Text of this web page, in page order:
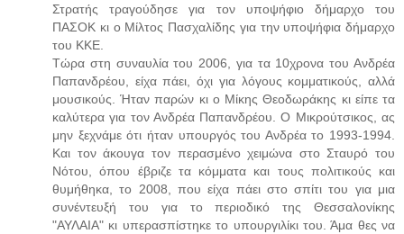
Στρατής τραγούδησε για τον υποψήφιο δήμαρχο του
ΠΑΣΟΚ κι ο Μίλτος Πασχαλίδης για την υποψήφια δήμαρχο
του ΚΚΕ.
Τώρα στη συναυλία του 2006, για τα 10χρονα του Ανδρέα
Παπανδρέου, είχα πάει, όχι για λόγους κομματικούς, αλλά
μουσικούς. Ήταν παρών κι ο Μίκης Θεοδωράκης κι είπε τα
καλύτερα για τον Ανδρέα Παπανδρέου. Ο Μικρούτσικος, ας
μην ξεχνάμε ότι ήταν υπουργός του Ανδρέα το 1993-1994.
Και τον άκουγα τον περασμένο χειμώνα στο Σταυρό του
Νότου, όπου έβριζε τα κόμματα και τους πολιτικούς και
θυμήθηκα, το 2008, που είχα πάει στο σπίτι του για μια
συνέντευξή του για το περιοδικό της Θεσσαλονίκης
"ΑΥΛΑΙΑ" κι υπερασπίστηκε το υπουργιλίκι του. Άμα θες να